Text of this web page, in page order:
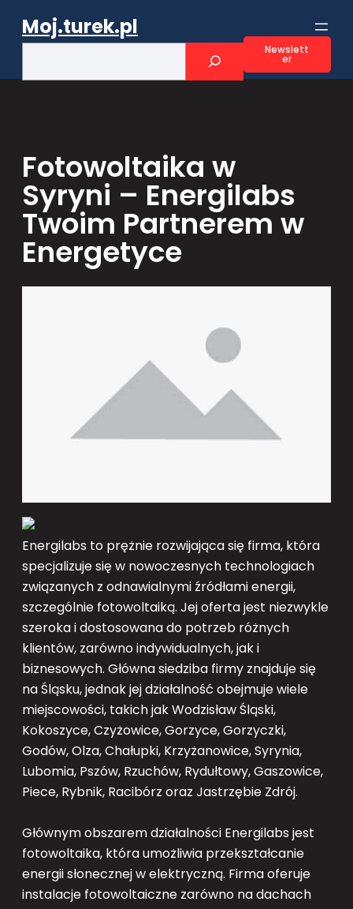
Moj.turek.pl
h
Newslett
er
Fotowoltaika w
Syryni – Energilabs
Twoim Partnerem w
Energetyce
Energilabs to prężnie rozwijająca się firma, która
specjalizuje się w nowoczesnych technologiach
związanych z odnawialnymi źródłami energii,
szczególnie fotowoltaiką. Jej oferta jest niezwykle
szeroka i dostosowana do potrzeb różnych
klientów, zarówno indywidualnych, jak i
biznesowych. Główna siedziba firmy znajduje się
na Śląsku, jednak jej działalność obejmuje wiele
miejscowości, takich jak Wodzisław Śląski,
Kokoszyce, Czyżowice, Gorzyce, Gorzyczki,
Godów, Olza, Chałupki, Krzyżanowice, Syrynia,
Lubomia, Pszów, Rzuchów, Rydułtowy, Gaszowice,
Piece, Rybnik, Racibórz oraz Jastrzębie Zdrój.
Głównym obszarem działalności Energilabs jest
fotowoltaika, która umożliwia przekształcanie
energii słonecznej w elektryczną. Firma oferuje
instalacje fotowoltaiczne zarówno na dachach